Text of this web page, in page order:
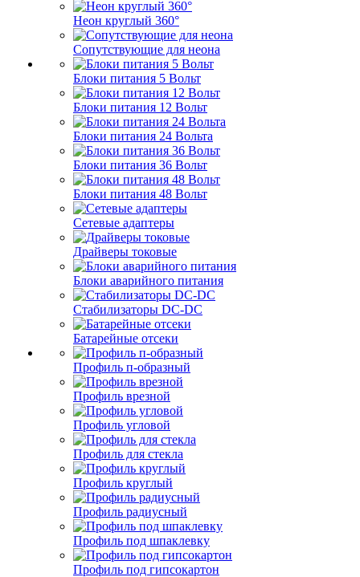
Неон круглый 360°
Сопутствующие для неона
Блоки питания 5 Вольт
Блоки питания 12 Вольт
Блоки питания 24 Вольта
Блоки питания 36 Вольт
Блоки питания 48 Вольт
Сетевые адаптеры
Драйверы токовые
Блоки аварийного питания
Стабилизаторы DC-DC
Батарейные отсеки
Профиль п-образный
Профиль врезной
Профиль угловой
Профиль для стекла
Профиль круглый
Профиль радиусный
Профиль под шпаклевку
Профиль под гипсокартон